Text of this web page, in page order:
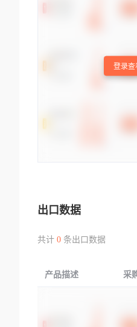
登录查
出口数据
共计 0条出口数据
产品描述 采